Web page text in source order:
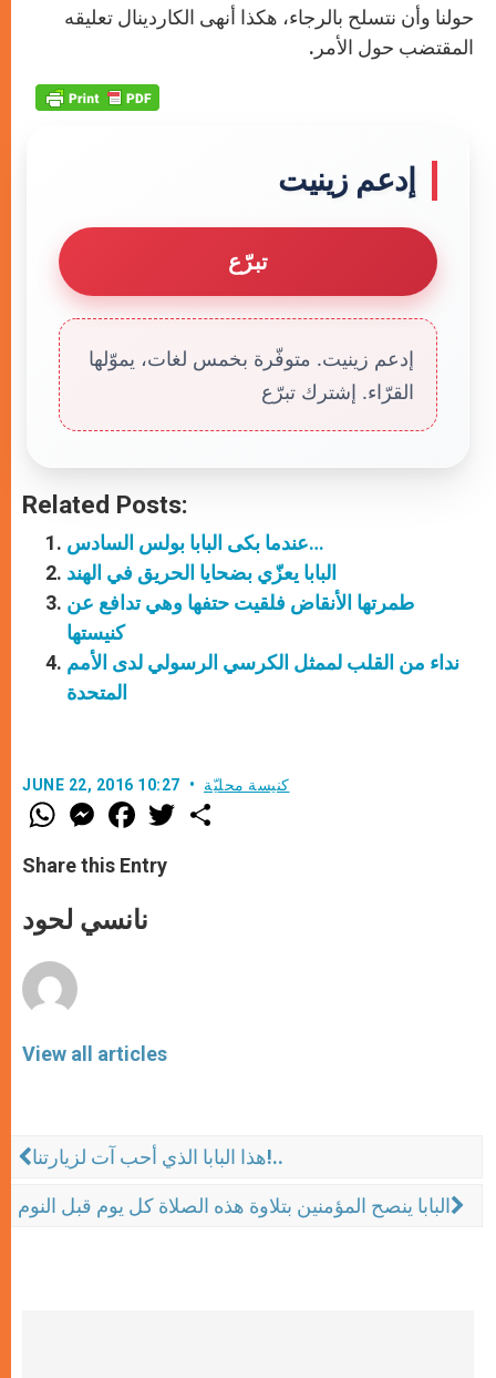
حولنا وأن نتسلح بالرجاء، هكذا أنهى الكاردينال تعليقه
المقتضب حول الأمر.
إدعم زينيت
تبرّع
إدعم زينيت. متوفّرة بخمس لغات، يموّلها
القرّاء. إشترك تبرّع
Related Posts:
عندما بكى البابا بولس السادس…
البابا يعزّي بضحايا الحريق في الهند
طمرتها الأنقاض فلقيت حتفها وهي تدافع عن
كنيستها
نداء من القلب لممثل الكرسي الرسولي لدى الأمم
المتحدة
JUNE 22, 2016 10:27 كنيسة محليّة
W
h
t
s
p
p
M
e
s
e
e
F
a
e
b
o
k
w
Share this Entry
نانسي لحود
View all articles
هذا البابا الذي أحب آت لزيارتنا!..
البابا ينصح المؤمنين بتلاوة هذه الصلاة كل يوم قبل النوم